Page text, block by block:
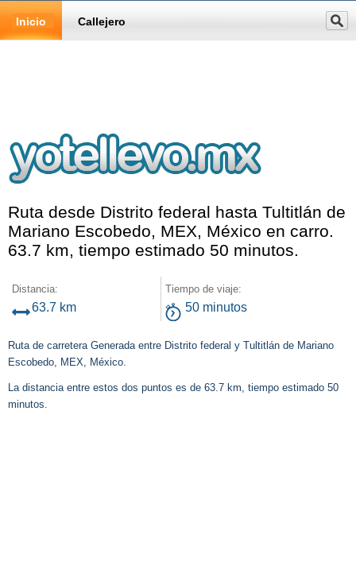
Inicio Callejero
Ruta desde Distrito federal hasta Tultitlán de
Mariano Escobedo, MEX, México en carro.
63.7 km, tiempo estimado 50 minutos.
Distancia:
63.7 km
Tiempo de viaje:
50 minutos
Ruta de carretera Generada entre Distrito federal y Tultitlán de Mariano
Escobedo, MEX, México.
La distancia entre estos dos puntos es de 63.7 km, tiempo estimado 50
minutos.